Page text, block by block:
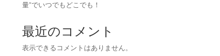
量”でいつでもどこでも！
最近のコメント
表示できるコメントはありません。